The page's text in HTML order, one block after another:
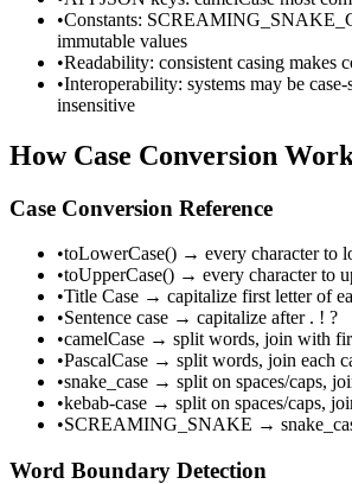
•Constants:
immutable values
•Readability: consistent casing makes
•Interoperability: systems may be case-
insensitive
How Case Conversion
Case Conversion Reference
•toLowerCase() → every character to
•toUpperCase() → every character to
•Title Case → capitalize first letter of
•Sentence case → capitalize after . ! ?
•camelCase → split words, join with
•PascalCase → split words, join each
•snake_case → split on spaces/caps,
•kebab-case → split on spaces/caps,
•SCREAMING_SNAKE →
Word Boundary Detection